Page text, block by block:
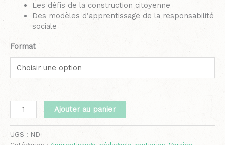
Les défis de la construction citoyenne
Des modèles d’apprentissage de la responsabilité
sociale
Format
Ajouter au panier
UGS : ND